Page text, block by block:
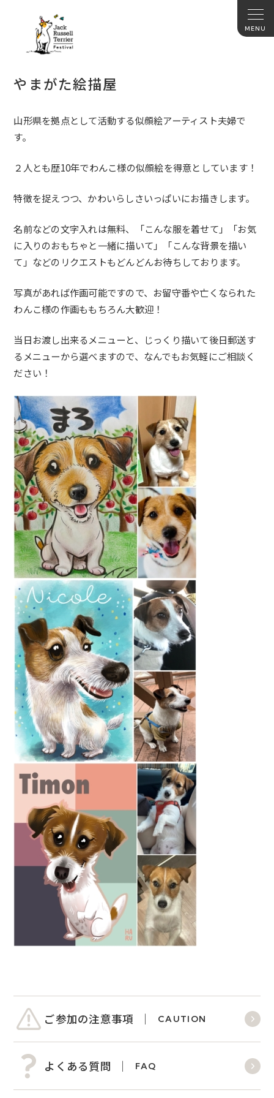
やまがた絵描屋
山形県を拠点として活動する似顔絵アーティスト夫婦で
す。
２人とも歴10年でわんこ様の似顔絵を得意としています！
特徴を捉えつつ、かわいらしさいっぱいにお描きします。
名前などの文字入れは無料、「こんな服を着せて」「お気
に入りのおもちゃと一緒に描いて」「こんな背景を描い
て」などのリクエストもどんどんお待ちしております。
写真があれば作画可能ですので、お留守番や亡くなられた
わんこ様の作画ももちろん大歓迎！
当日お渡し出来るメニューと、じっくり描いて後日郵送す
るメニューから選べますので、なんでもお気軽にご相談く
ださい！
ご参加の注意事項 CAUTION
よくある質問 FAQ